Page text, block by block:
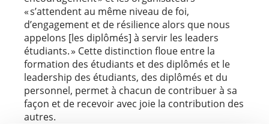
« s’attendent au même niveau de foi,
d’engagement et de résilience alors que nous
appelons [les diplômés] à servir les leaders
étudiants. » Cette distinction floue entre la
formation des étudiants et des diplômés et le
leadership des étudiants, des diplômés et du
personnel, permet à chacun de contribuer à sa
façon et de recevoir avec joie la contribution des
autres.